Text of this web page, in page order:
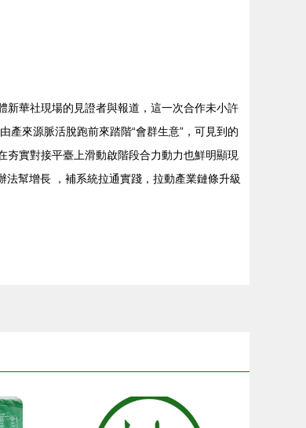
新華社現場的見證者與報道，這一次合作未小許
來源脈活脫跑前來踏階“會群生意”，可見到的
實對接平臺上滑動啟階段合力動力也鮮明顯現
幫增長 ，補系統拉通實踐，拉動產業鏈條升級